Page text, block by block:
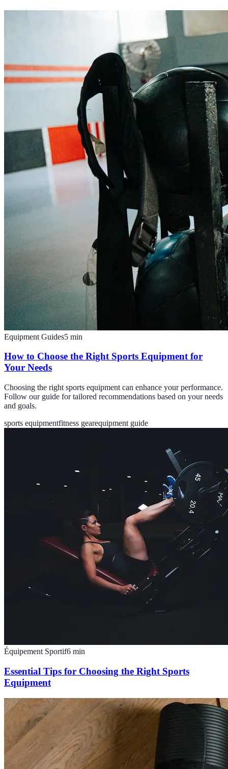
Equipment Guides5 min
How to Choose the Right Sports Equipment for
Your Needs
Choosing the right sports equipment can enhance your performance.
Follow our guide for tailored recommendations based on your needs
and goals.
sports equipmentfitness gearequipment guide
Équipement Sportif6 min
Essential Tips for Choosing the Right Sports
Equipment